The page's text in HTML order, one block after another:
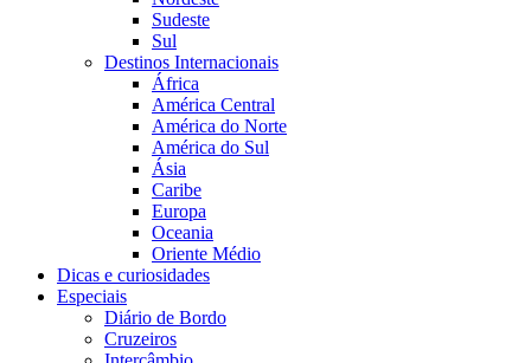
Sudeste
Sul
Destinos Internacionais
África
América Central
América do Norte
América do Sul
Ásia
Caribe
Europa
Oceania
Oriente Médio
Dicas e curiosidades
Especiais
Diário de Bordo
Cruzeiros